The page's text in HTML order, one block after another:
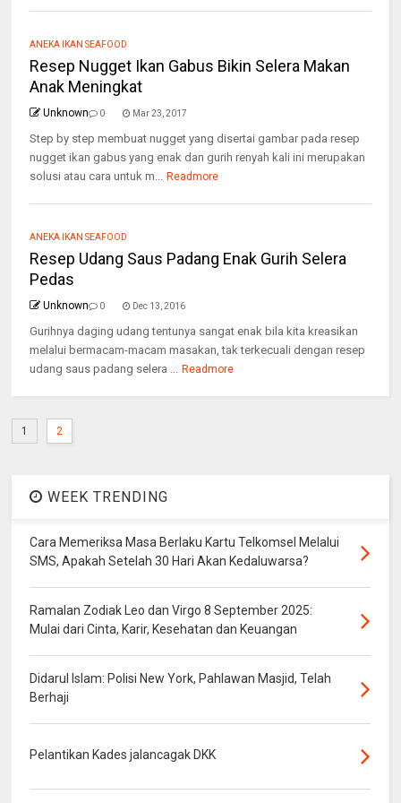
ANEKA IKAN SEAFOOD
Resep Nugget Ikan Gabus Bikin Selera Makan
Anak Meningkat
Unknown 0 Mar 23, 2017
Step by step membuat nugget yang disertai gambar pada resep
nugget ikan gabus yang enak dan gurih renyah kali ini merupakan
solusi atau cara untuk m... Readmore
ANEKA IKAN SEAFOOD
Resep Udang Saus Padang Enak Gurih Selera
Pedas
Unknown 0 Dec 13, 2016
Gurihnya daging udang tentunya sangat enak bila kita kreasikan
melalui bermacam-macam masakan, tak terkecuali dengan resep
udang saus padang selera ... Readmore
1 2
WEEK TRENDING
Cara Memeriksa Masa Berlaku Kartu Telkomsel Melalui
SMS, Apakah Setelah 30 Hari Akan Kedaluwarsa?
Ramalan Zodiak Leo dan Virgo 8 September 2025:
Mulai dari Cinta, Karir, Kesehatan dan Keuangan
Didarul Islam: Polisi New York, Pahlawan Masjid, Telah
Berhaji
Pelantikan Kades jalancagak DKK